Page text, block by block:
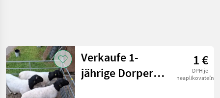
Verkaufe 1-
jährige Dorper-
1 €
DPH je
neaplikovateľné